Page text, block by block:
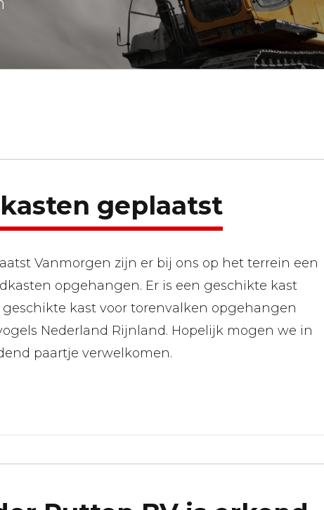
geplaatst
Vanmorgen zijn er bij ons op het terrein een
opgehangen. Er is een geschikte kast
kast voor torenvalken opgehangen
Nederland Rijnland. Hopelijk mogen we in
paartje verwelkomen.